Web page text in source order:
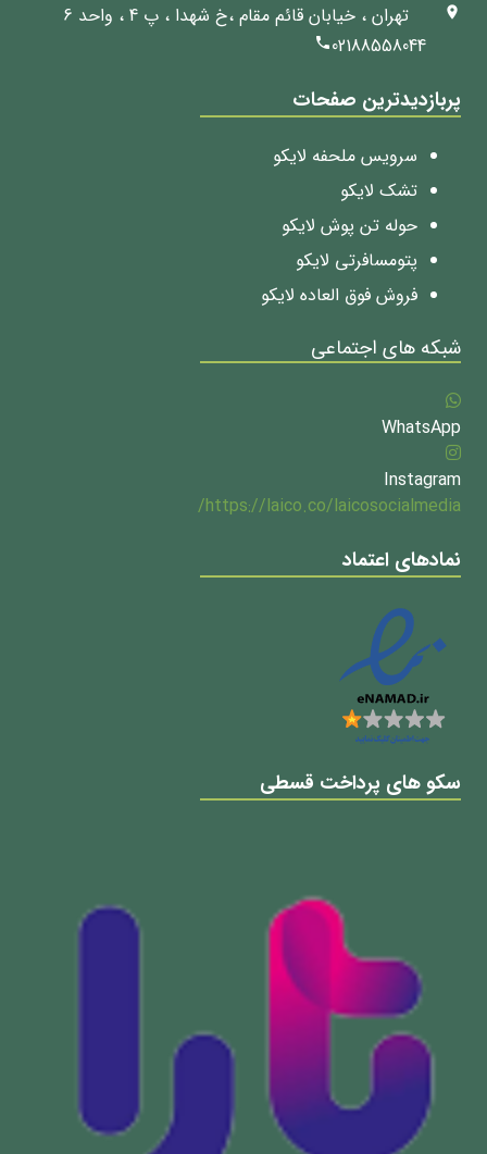
تهران ، خیابان قائم مقام ،خ شهدا ، پ 4 ، واحد 6
02188558044
پربازدیدترین صفحات
سرویس ملحفه لایکو
تشک لایکو
حوله تن پوش لایکو
پتومسافرتی لایکو
فروش فوق العاده لایکو
شبکه های اجتماعی
WhatsApp
Instagram
https://laico.co/laicosocialmedia/
نمادهای اعتماد
سکو های پرداخت قسطی